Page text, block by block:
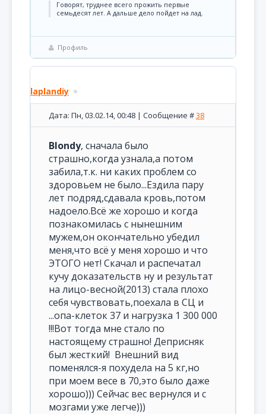
Говорят, труднее всего прожить первые
семьдесят лет. А дальше дело пойдет на лад.
Профиль
laplandiy
Дата: Пн, 03.02.14, 00:48 | Сообщение #38
Blondy, сначала было
страшно,когда узнала,а потом
забила,т.к. ни каких проблем со
здоровьем не было...Ездила пару
лет подряд,сдавала кровь,потом
надоело.Всё же хорошо и когда
познакомилась с нынешним
мужем,он окончательно убедил
меня,что всё у меня хорошо и что
ЭТОГО нет! Скачал и распечатал
кучу доказательств ну и результат
на лицо-весной(2013) стала плохо
себя чувствовать,поехала в СЦ и
...опа-клеток 37 и нагрузка 1 300 000
!!!Вот тогда мне стало по
настоящему страшно! Деприсняк
был жесткий! Внешний вид
поменялся-я похудела на 5 кг,но
при моем весе в 70,это было даже
хорошо))) Сейчас вес вернулся и с
мозгами уже легче)))